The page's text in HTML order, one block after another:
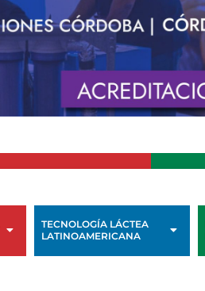
TECNOLOGÍA LÁCTEA
LATINOAMERICANA